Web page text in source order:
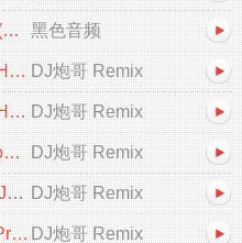
郑莉莉 - 我是否也在你心中 (DJ阿贵 ProgHouse 2026 Remix) 黑色音频
大头针 - 出卖 (DJ炮哥 ProgHouse Remix 2026) DJ炮哥 Remix
大头针 - 泪海 (DJ炮哥 ProgHouse Remix 2026) DJ炮哥 Remix
单依纯 - 不值得 (DJ炮哥 ProgHouse Remix 2026) DJ炮哥 Remix
顾建华 - 爱你今生到永远 (DJ炮哥 ProgHouse Remix 2026) DJ炮哥 Remix
刘嘉亮 - 美丽女人 (DJ炮哥 ProgHouse Remix 2026)DJ炮哥 Remix